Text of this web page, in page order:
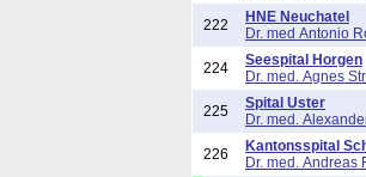
222
HNE Neuchatel
Dr. med Antonio
224
Seespital Horgen
Dr. med. Agnes
225
Spital Uster
Dr. med.
226
Kantonsspital
Dr. med. Andreas